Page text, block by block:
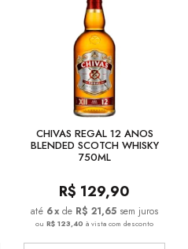
CHIVAS REGAL 12 ANOS
BLENDED SCOTCH WHISKY
750ML
R$ 129,90
6x de R$ 21,65 sem juros
ouR$ 123,40à vista com desconto